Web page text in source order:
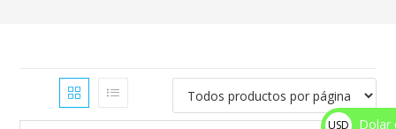
USD
Dolar